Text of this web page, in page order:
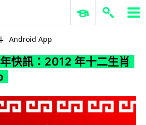
ERP 與商業 AI
Android App
快訊：2012 年十二生肖